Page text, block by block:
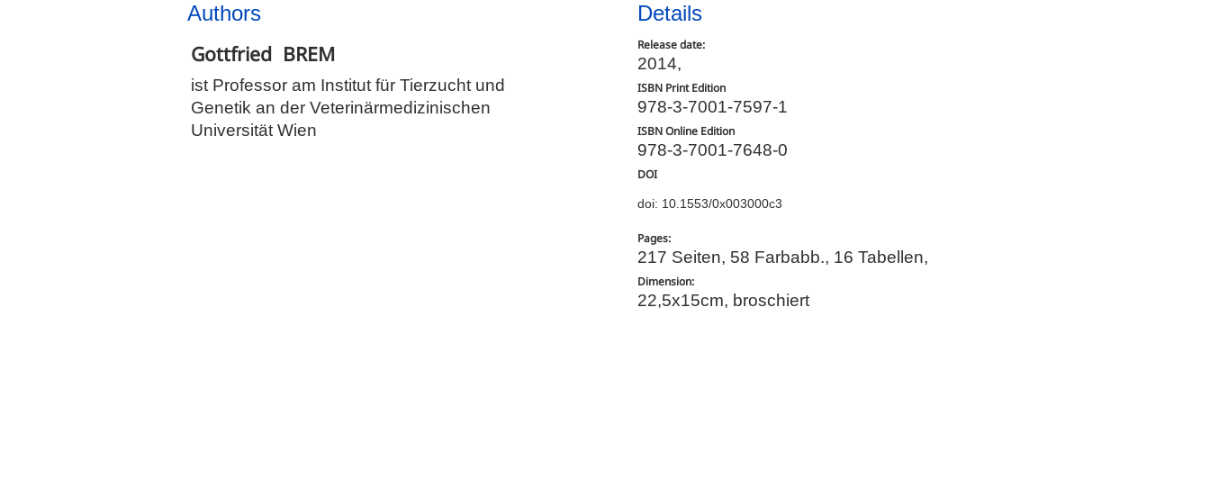
Authors
Gottfried BREM
ist Professor am Institut für Tierzucht und
Genetik an der Veterinär­medizinischen
Universität Wien
Details
Release date:
2014,
ISBN Print Edition
978-3-7001-7597-1
ISBN Online Edition
978-3-7001-7648-0
DOI
doi: 10.1553/0x003000c3
Pages:
217 Seiten, 58 Farbabb., 16 Tabellen,
Dimension:
22,5x15cm, broschiert